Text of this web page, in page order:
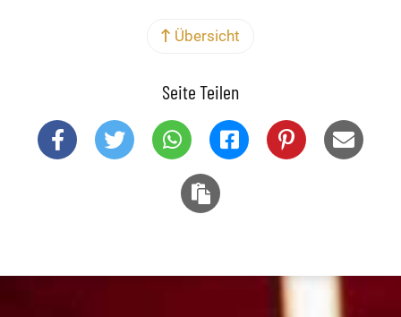
Übersicht
Seite Teilen